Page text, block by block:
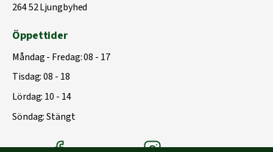
264 52 Ljungbyhed
Öppettider
Måndag - Fredag: 08 - 17
Tisdag: 08 - 18
Lördag: 10 - 14
Söndag: Stängt